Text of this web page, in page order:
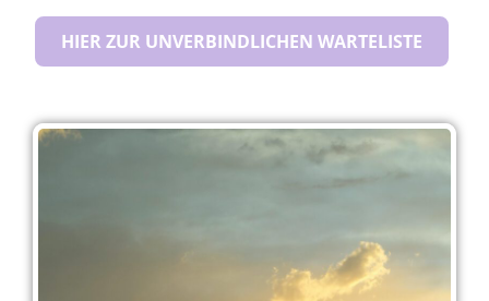
HIER ZUR UNVERBINDLICHEN WARTELISTE